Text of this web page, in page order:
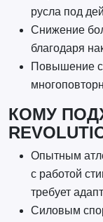
русла под
Снижение
благодаря
Повышение
КОМУ
Опытным
с работой
требует
Силовым